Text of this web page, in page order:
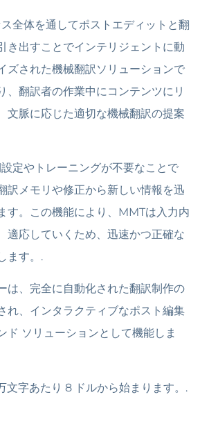
全体を通してポストエディットと翻
き出すことでインテリジェントに動
ズされた機械翻訳ソリューションで
、翻訳者の作業中にコンテンツにリ
文脈に応じた適切な機械翻訳の提案
定やトレーニングが不要なことで
訳メモリや修正から新しい情報を迅
す。この機能により、MMTは入力内
適応していくため、迅速かつ正確な
ます。.
は、完全に自動化された翻訳制作の
れ、インタラクティブなポスト編集
ド ソリューションとして機能しま
字あたり 8 ドルから始まります。.